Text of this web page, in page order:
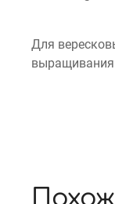
Для
выращивания